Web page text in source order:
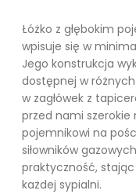
Łóżko z głębokim
wpisuje się w
Jego konstrukcja
dostępnej w
w zagłówek z
przed nami szerokie
pojemnikowi na
siłowników
praktyczność,
każdej sypialni.